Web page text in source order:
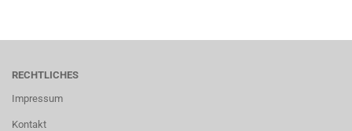
RECHTLICHES
Impressum
Kontakt